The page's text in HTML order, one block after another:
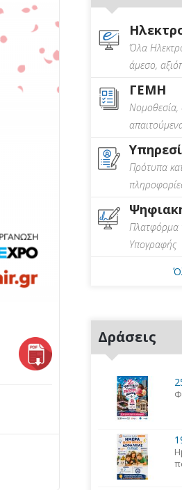
Όλα
άμεσο,
ΓΕΜΗ
Νομοθεσία,
Πρότυπα
Πλατφόρμα
Υπογραφής
Δράσεις